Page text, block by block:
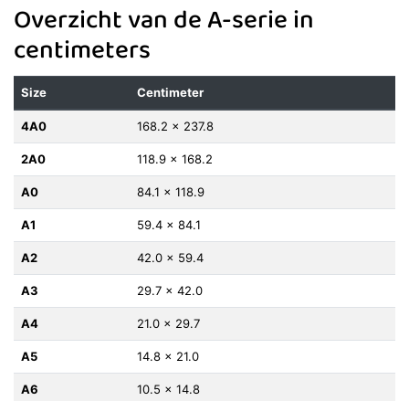
Overzicht van de A-serie in
centimeters
Size Centimeter
4A0 168.2 x 237.8
2A0 118.9 x 168.2
A0 84.1 x 118.9
A1 59.4 x 84.1
A2 42.0 x 59.4
A3 29.7 x 42.0
A4 21.0 x 29.7
A5 14.8 x 21.0
A6 10.5 x 14.8